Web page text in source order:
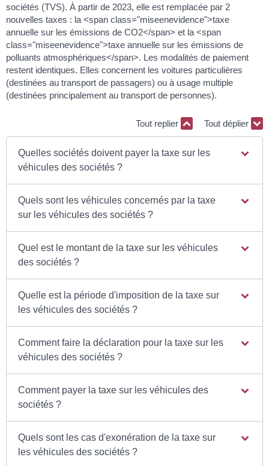
sociétés (TVS). À partir de 2023, elle est remplacée par 2
nouvelles taxes : la <span class="miseenevidence">taxe
annuelle sur les émissions de CO2</span> et la <span
class="miseenevidence">taxe annuelle sur les émissions de
polluants atmosphériques</span>. Les modalités de paiement
restent identiques. Elles concernent les voitures particulières
(destinées au transport de passagers) ou à usage multiple
(destinées principalement au transport de personnes).
Tout replier Tout déplier
Quelles sociétés doivent payer la taxe sur les
véhicules des sociétés ?
Quels sont les véhicules concernés par la taxe
sur les véhicules des sociétés ?
Quel est le montant de la taxe sur les véhicules
des sociétés ?
Quelle est la période d'imposition de la taxe sur
les véhicules des sociétés ?
Comment faire la déclaration pour la taxe sur les
véhicules des sociétés ?
Comment payer la taxe sur les véhicules des
sociétés ?
Quels sont les cas d'exonération de la taxe sur
les véhicules des sociétés ?